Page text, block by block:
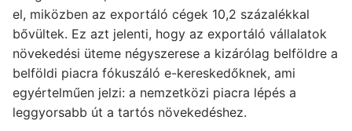
el, miközben az exportáló cégek 10,2 százalékkal
bővültek. Ez azt jelenti, hogy az exportáló vállalatok
növekedési üteme négyszerese a kizárólag belföldre a
belföldi piacra fókuszáló e-kereskedőknek, ami
egyértelműen jelzi: a nemzetközi piacra lépés a
leggyorsabb út a tartós növekedéshez.